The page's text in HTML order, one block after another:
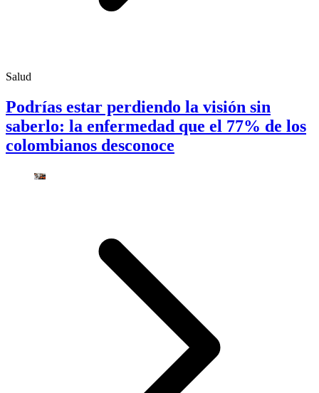
Salud
Podrías estar perdiendo la visión sin
saberlo: la enfermedad que el 77% de los
colombianos desconoce